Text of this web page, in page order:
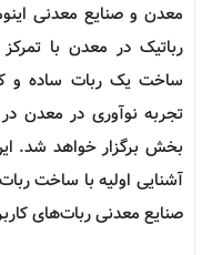
معدن و صنایع معدنی اینوماین ۵ (ایما) با هدف
رباتیک در معدن با
ساخت یک ربات ساده و
تجربهنوآوری در معدن
بخش برگزار خواهد شد.
آشنایی اولیه با ساخت
صنایع معدنی ربات‌های